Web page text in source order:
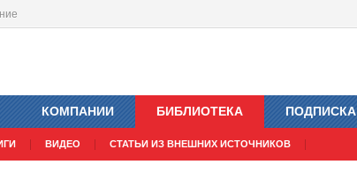
КОМПАНИИ БИБЛИОТЕКА
ВИДЕО СТАТЬИ ИЗ ВНЕШНИХ ИСТОЧНИКОВ
ПОДПИСКА